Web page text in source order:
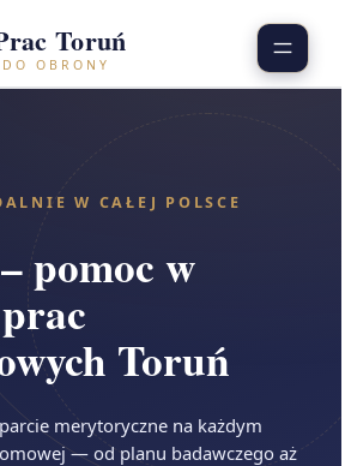
Toruń
OBRONY
W CAŁEJ POLSCE
pomoc w
Toruń
merytoryczne na każdym
— od planu badawczego aż